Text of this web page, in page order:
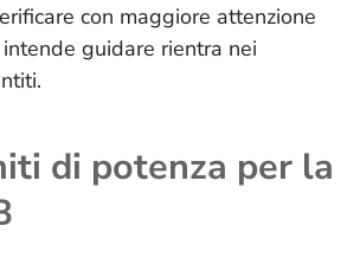
con maggiore attenzione
guidare rientra nei
di potenza per la